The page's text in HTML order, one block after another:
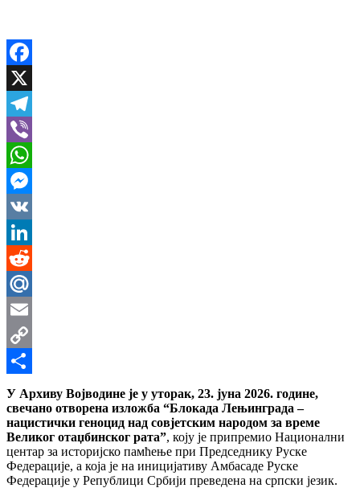
Facebook
X
Telegram
Viber
WhatsApp
Messenger
VK
LinkedIn
Reddit
Mail.Ru
Email
Copy
Link
Share
У Архиву Војводине је у уторак, 23. јуна 2026. године,
свечано отворена изложба “Блокада Лењинграда –
нацистички геноцид над совјетским народом за време
Великог отаџбинског рата”, коју је припремио Национални
центар за историјско памћење при Председнику Руске
Федерације, а која је на иницијативу Амбасаде Руске
Федерације у Републици Србији преведена на српски језик.